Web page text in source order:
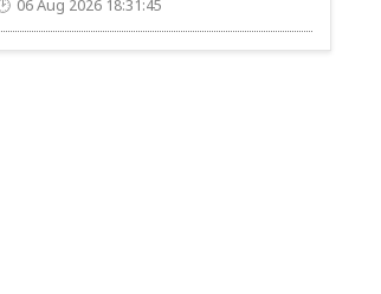
06 Aug 2026 18:31:45